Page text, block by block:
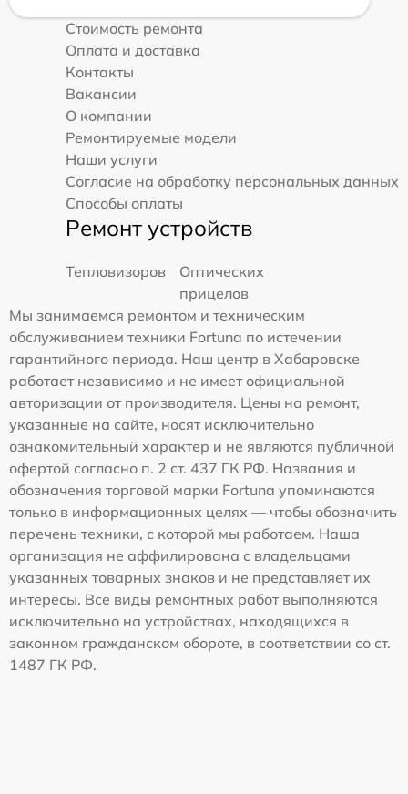
Стоимость ремонта
Оплата и доставка
Контакты
Вакансии
О компании
Ремонтируемые модели
Наши услуги
Согласие на обработку персональных данных
Способы оплаты
Ремонт устройств
Тепловизоров
Оптических
прицелов
Мы занимаемся ремонтом и техническим
обслуживанием техники Fortuna по истечении
гарантийного периода. Наш центр в Хабаровске
работает независимо и не имеет официальной
авторизации от производителя. Цены на ремонт,
указанные на сайте, носят исключительно
ознакомительный характер и не являются публичной
офертой согласно п. 2 ст. 437 ГК РФ. Названия и
обозначения торговой марки Fortuna упоминаются
только в информационных целях — чтобы обозначить
перечень техники, с которой мы работаем. Наша
организация не аффилирована с владельцами
указанных товарных знаков и не представляет их
интересы. Все виды ремонтных работ выполняются
исключительно на устройствах, находящихся в
законном гражданском обороте, в соответствии со ст.
1487 ГК РФ.